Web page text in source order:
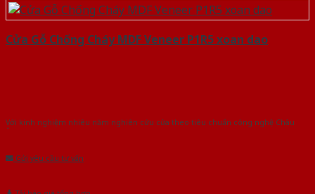
Cửa Gỗ Chống Cháy MDF Veneer P1R5 xoan dao
Với kinh nghiệm nhiêu năm nghiên cứu cửa theo tiêu chuẩn công nghệ Châu
Gửi yêu cầu tư vấn